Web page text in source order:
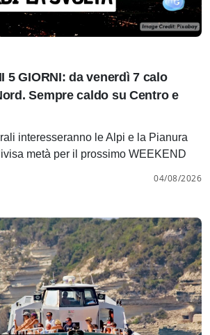
5 GIORNI: da venerdì 7 calo
Sempre caldo su Centro e
interesseranno le Alpi e la Pianura
metà per il prossimo WEEKEND
04/08/2026